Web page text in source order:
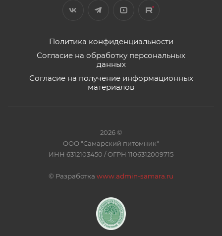
Политика конфиденциальности
Согласие на обработку персональных
данных
Согласие на получение информационных
материалов
2026 ©
ООО "Самарский питомник"
ИНН 6312103450 / ОГРН 1106312009715
© Разработка www.admin-samara.ru